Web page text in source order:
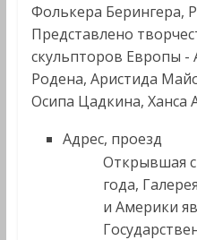
Фолькера Берингера,
Представлено
скульпторов Европы -
Родена, Аристида
Осипа Цадкина, Xанса
Адрес, проезд
Открывшая
года,
и Америки